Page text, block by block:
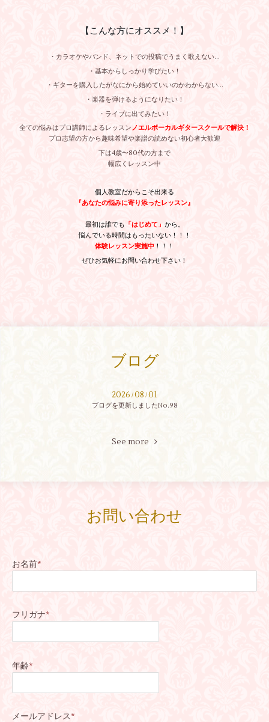
【こんな方にオススメ！】
・カラオケやバンド、ネットでの投稿でうまく歌えない…
・基本からしっかり学びたい！
・ギターを購入したがなにから始めていいのかわからない…
・楽器を弾けるようになりたい！
・ライブに出てみたい！
全ての悩みはプロ講師によるレッスンノエルボーカルギタースクールで解決！
プロ志望の方から趣味希望や楽譜の読めない初心者大歓迎
下は4歳〜80代の方まで
幅広くレッスン中
個人教室だからこそ出来る
『あなたの悩みに寄り添ったレッスン』
最初は誰でも 「はじめて」 から。
悩んでいる時間はもったいない！！！
体験レッスン実施中 ！！！
ぜひお気軽にお問い合わせ下さい！
ブログ
2026 /08 /01
ブログを更新しましたNo.98
See more
お問い合わせ
お名前*
フリガナ*
年齢*
メールアドレス*